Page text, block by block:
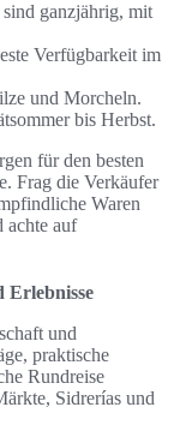
ganzjährig, mit
Verfügbarkeit im
und Morcheln.
bis Herbst.
für den besten
Frag die Verkäufer
Waren
achte auf
Erlebnisse
und
praktische
Rundreise
Sidrerías und